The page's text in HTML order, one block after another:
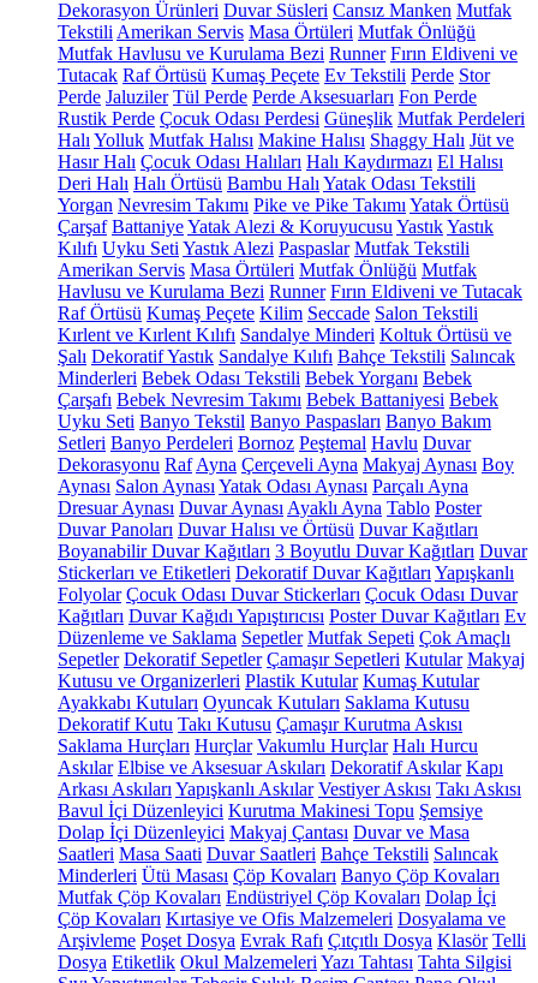
Dekorasyon Ürünleri Duvar Süsleri Cansız Manken Mutfak
Tekstili Amerikan Servis Masa Örtüleri Mutfak Önlüğü
Mutfak Havlusu ve Kurulama Bezi Runner Fırın Eldiveni ve
Tutacak Raf Örtüsü Kumaş Peçete Ev Tekstili Perde Stor
Perde Jaluziler Tül Perde Perde Aksesuarları Fon Perde
Rustik Perde Çocuk Odası Perdesi Güneşlik Mutfak Perdeleri
Halı Yolluk Mutfak Halısı Makine Halısı Shaggy Halı Jüt ve
Hasır Halı Çocuk Odası Halıları Halı Kaydırmazı El Halısı
Deri Halı Halı Örtüsü Bambu Halı Yatak Odası Tekstili
Yorgan Nevresim Takımı Pike ve Pike Takımı Yatak Örtüsü
Çarşaf BattaniyeYatak Alezi & Koruyucusu YastıkYastık
Kılıfı Uyku Seti Yastık Alezi Paspaslar Mutfak Tekstili
Amerikan Servis Masa Örtüleri Mutfak Önlüğü Mutfak
Havlusu ve Kurulama Bezi Runner Fırın Eldiveni ve Tutacak
Raf Örtüsü Kumaş Peçete Kilim Seccade Salon Tekstili
Kırlent ve Kırlent Kılıfı Sandalye Minderi Koltuk Örtüsü ve
Şalı Dekoratif Yastık Sandalye Kılıfı Bahçe Tekstili Salıncak
Minderleri Bebek Odası Tekstili Bebek Yorganı Bebek
Çarşafı Bebek Nevresim Takımı Bebek Battaniyesi Bebek
Uyku Seti Banyo Tekstil Banyo Paspasları Banyo Bakım
Setleri Banyo Perdeleri Bornoz Peştemal Havlu Duvar
Dekorasyonu Raf Ayna Çerçeveli Ayna Makyaj Aynası Boy
Aynası Salon Aynası Yatak Odası Aynası Parçalı Ayna
Dresuar Aynası Duvar Aynası Ayaklı Ayna Tablo Poster
Duvar Panoları Duvar Halısı ve Örtüsü Duvar Kağıtları
Boyanabilir Duvar Kağıtları 3 Boyutlu Duvar Kağıtları Duvar
Stickerları ve Etiketleri Dekoratif Duvar Kağıtları Yapışkanlı
Folyolar Çocuk Odası Duvar Stickerları Çocuk Odası Duvar
Kağıtları Duvar Kağıdı Yapıştırıcısı Poster Duvar Kağıtları Ev
Düzenleme ve Saklama Sepetler Mutfak Sepeti Çok Amaçlı
Sepetler Dekoratif Sepetler Çamaşır Sepetleri Kutular Makyaj
Kutusu ve Organizerleri Plastik Kutular Kumaş Kutular
Ayakkabı Kutuları Oyuncak Kutuları Saklama Kutusu
Dekoratif Kutu Takı Kutusu Çamaşır Kurutma Askısı
Saklama Hurçları Hurçlar Vakumlu Hurçlar Halı Hurcu
Askılar Elbise ve Aksesuar Askıları Dekoratif Askılar Kapı
Arkası Askıları Yapışkanlı Askılar Vestiyer Askısı Takı Askısı
Bavul İçi Düzenleyici Kurutma Makinesi Topu Şemsiye
Dolap İçi Düzenleyici Makyaj Çantası Duvar ve Masa
Saatleri Masa Saati Duvar Saatleri Bahçe Tekstili Salıncak
Minderleri Ütü Masası Çöp Kovaları Banyo Çöp Kovaları
Mutfak Çöp Kovaları Endüstriyel Çöp Kovaları Dolap İçi
Çöp Kovaları Kırtasiye ve Ofis Malzemeleri Dosyalama ve
Arşivleme Poşet Dosya Evrak Rafı Çıtçıtlı Dosya Klasör Telli
Dosya Etiketlik Okul Malzemeleri Yazı Tahtası Tahta Silgisi